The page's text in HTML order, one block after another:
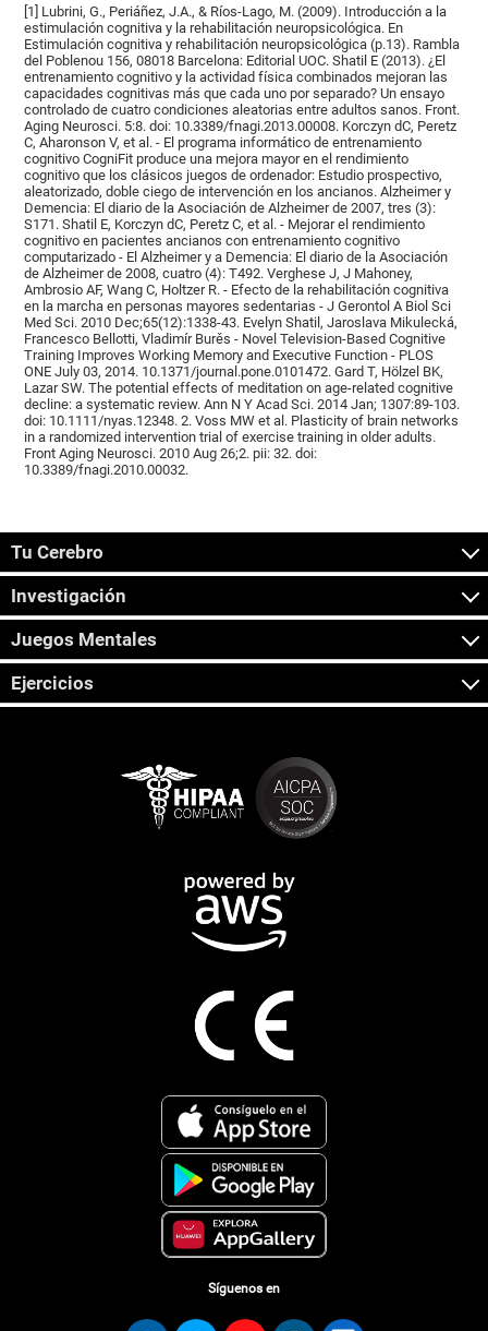
[1] Lubrini, G., Periáñez, J.A., & Ríos-Lago, M. (2009). Introducción a la
estimulación cognitiva y la rehabilitación neuropsicológica. En
Estimulación cognitiva y rehabilitación neuropsicológica (p.13). Rambla
del Poblenou 156, 08018 Barcelona: Editorial UOC. Shatil E (2013). ¿El
entrenamiento cognitivo y la actividad física combinados mejoran las
capacidades cognitivas más que cada uno por separado? Un ensayo
controlado de cuatro condiciones aleatorias entre adultos sanos. Front.
Aging Neurosci. 5:8. doi: 10.3389/fnagi.2013.00008. Korczyn dC, Peretz
C, Aharonson V, et al. - El programa informático de entrenamiento
cognitivo CogniFit produce una mejora mayor en el rendimiento
cognitivo que los clásicos juegos de ordenador: Estudio prospectivo,
aleatorizado, doble ciego de intervención en los ancianos. Alzheimer y
Demencia: El diario de la Asociación de Alzheimer de 2007, tres (3):
S171. Shatil E, Korczyn dC, Peretz C, et al. - Mejorar el rendimiento
cognitivo en pacientes ancianos con entrenamiento cognitivo
computarizado - El Alzheimer y a Demencia: El diario de la Asociación
de Alzheimer de 2008, cuatro (4): T492. Verghese J, J Mahoney,
Ambrosio AF, Wang C, Holtzer R. - Efecto de la rehabilitación cognitiva
en la marcha en personas mayores sedentarias - J Gerontol A Biol Sci
Med Sci. 2010 Dec;65(12):1338-43. Evelyn Shatil, Jaroslava Mikulecká,
Francesco Bellotti, Vladimír Burěs - Novel Television-Based Cognitive
Training Improves Working Memory and Executive Function - PLOS
ONE July 03, 2014. 10.1371/journal.pone.0101472. Gard T, Hölzel BK,
Lazar SW. The potential effects of meditation on age-related cognitive
decline: a systematic review. Ann N Y Acad Sci. 2014 Jan; 1307:89-103.
doi: 10.1111/nyas.12348. 2. Voss MW et al. Plasticity of brain networks
in a randomized intervention trial of exercise training in older adults.
Front Aging Neurosci. 2010 Aug 26;2. pii: 32. doi:
10.3389/fnagi.2010.00032.
Tu Cerebro
Investigación
Juegos Mentales
Ejercicios
Síguenos en